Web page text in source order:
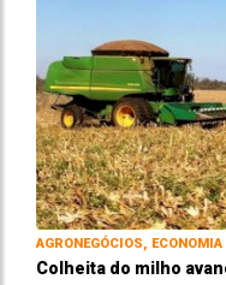
AGRONEGÓCIOS, ECONOMIA
Colheita do milho